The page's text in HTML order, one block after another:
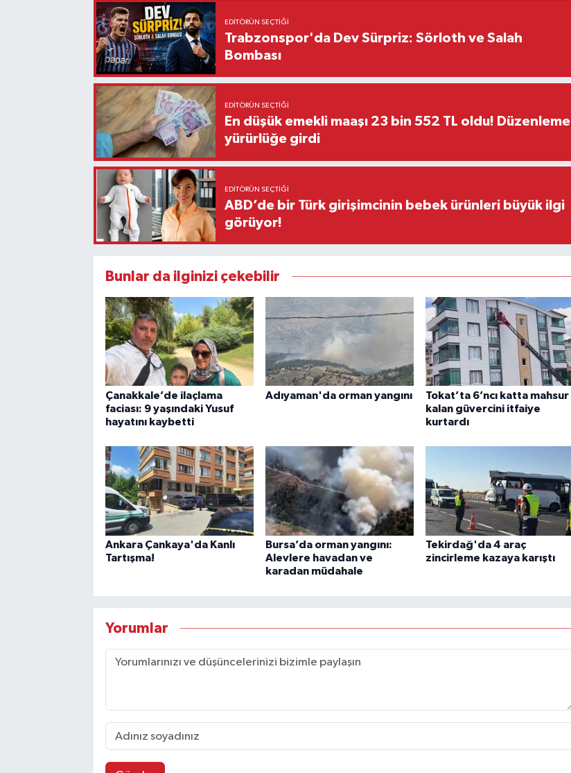
EDITÖRÜN SEÇTIĞI
Trabzonspor'da Dev Sürpriz: Sörloth ve Salah
Bombası
EDITÖRÜN SEÇTIĞI
En düşük emekli maaşı 23 bin 552 TL oldu! Düzenleme
yürürlüğe girdi
EDITÖRÜN SEÇTIĞI
ABD’de bir Türk girişimcinin bebek ürünleri büyük ilgi
görüyor!
Bunlar da ilginizi çekebilir
Çanakkale’de ilaçlama
faciası: 9 yaşındaki Yusuf
hayatını kaybetti
Adıyaman'da orman yangını
Tokat’ta 6’ncı katta mahsur
kalan güvercini itfaiye
kurtardı
Ankara Çankaya'da Kanlı
Tartışma!
Bursa’da orman yangını:
Alevlere havadan ve
karadan müdahale
Tekirdağ'da 4 araç
zincirleme kazaya karıştı
Yorumlar